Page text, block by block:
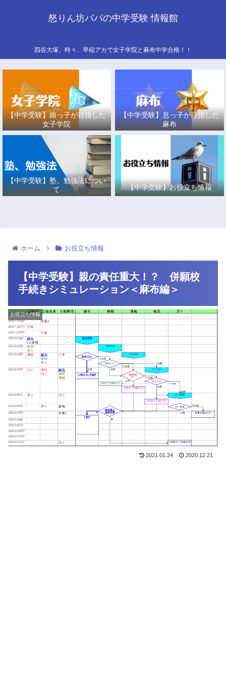
怒りん坊パパの中学受験 情報館
四谷大塚、時々、早稲アカで女子学院と麻布中学合格！！
【中学受験】娘っ子が目指した
女子学院
【中学受験】息っ子が目指した
麻布
【中学受験】塾、勉強法につい
て
【中学受験】お役立ち情報
ホーム お役立ち情報
【中学受験】親の責任重大！？ 併願校
手続きシミュレーション＜麻布編＞
お役立ち情報
2021.01.24 2020.12.21